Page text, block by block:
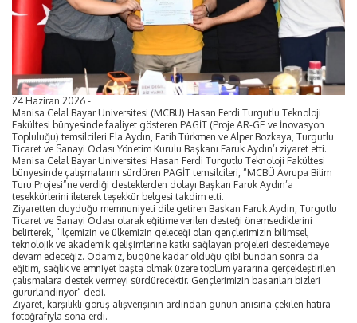
24 Haziran 2026 -
Manisa Celal Bayar Üniversitesi (MCBÜ) Hasan Ferdi Turgutlu Teknoloji
Fakültesi bünyesinde faaliyet gösteren PAGİT (Proje AR-GE ve İnovasyon
Topluluğu) temsilcileri Ela Aydın, Fatih Türkmen ve Alper Bozkaya, Turgutlu
Ticaret ve Sanayi Odası Yönetim Kurulu Başkanı Faruk Aydın’ı ziyaret etti.
Manisa Celal Bayar Üniversitesi Hasan Ferdi Turgutlu Teknoloji Fakültesi
bünyesinde çalışmalarını sürdüren PAGİT temsilcileri, “MCBÜ Avrupa Bilim
Turu Projesi”ne verdiği desteklerden dolayı Başkan Faruk Aydın’a
teşekkürlerini ileterek teşekkür belgesi takdim etti.
Ziyaretten duyduğu memnuniyeti dile getiren Başkan Faruk Aydın, Turgutlu
Ticaret ve Sanayi Odası olarak eğitime verilen desteği önemsediklerini
belirterek, “İlçemizin ve ülkemizin geleceği olan gençlerimizin bilimsel,
teknolojik ve akademik gelişimlerine katkı sağlayan projeleri desteklemeye
devam edeceğiz. Odamız, bugüne kadar olduğu gibi bundan sonra da
eğitim, sağlık ve emniyet başta olmak üzere toplum yararına gerçekleştirilen
çalışmalara destek vermeyi sürdürecektir. Gençlerimizin başarıları bizleri
gururlandırıyor” dedi.
Ziyaret, karşılıklı görüş alışverişinin ardından günün anısına çekilen hatıra
fotoğrafıyla sona erdi.